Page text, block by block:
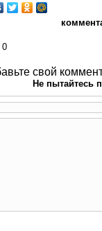
свой
Не пытайтесь